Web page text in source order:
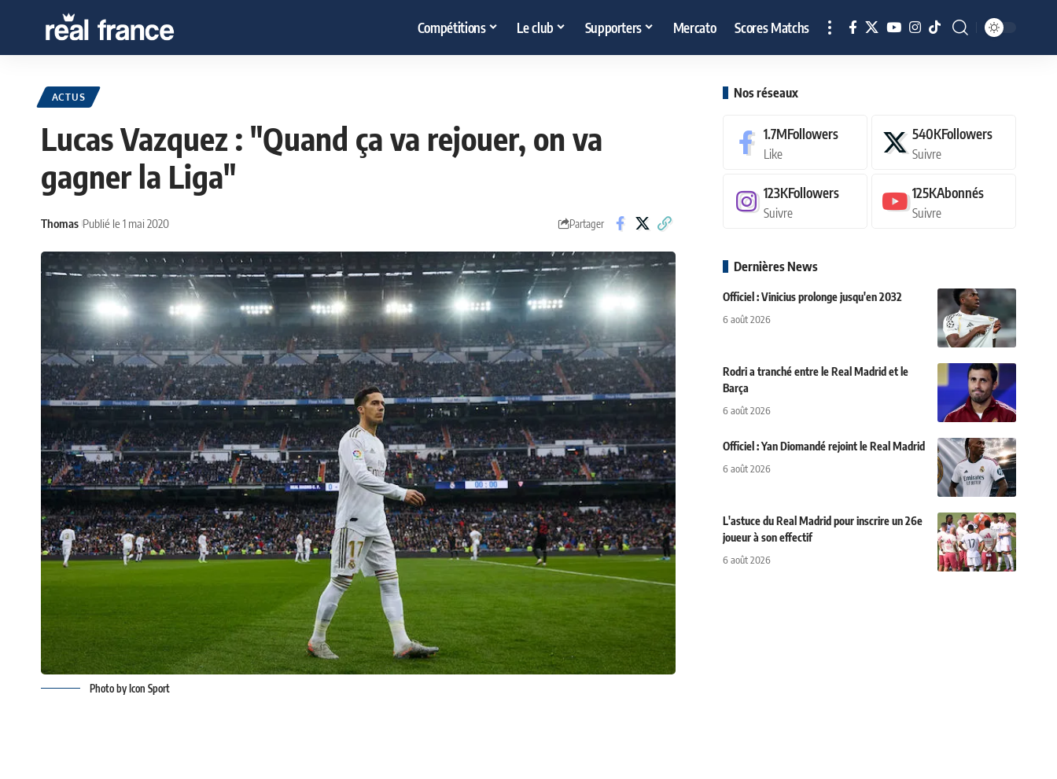
Compétitions Le club Supporters Mercato Scores Matchs
ACTUS
Lucas Vazquez : "Quand ça va rejouer, on va
gagner la Liga"
Thomas Publié le 1 mai 2020 Partager
Photo by Icon Sport
Nos réseaux
1.7MFollowers
Like
540KFollowers
Suivre
123KFollowers
Suivre
125KAbonnés
Suivre
Dernières News
Officiel : Vinicius prolonge jusqu'en 2032
6 août 2026
Rodri a tranché entre le Real Madrid et le
Barça
6 août 2026
Officiel : Yan Diomandé rejoint le Real Madrid
6 août 2026
L'astuce du Real Madrid pour inscrire un 26e
joueur à son effectif
6 août 2026